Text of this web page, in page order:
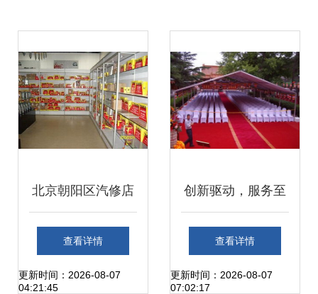
北京朝阳区汽修店
转让与汽车租赁市
场前景分析
查看详情
更新时间：2026-08-07
04:21:45
创新驱动，服务至
上——XXX汽车租
赁公司简介
查看详情
更新时间：2026-08-07
07:02:17